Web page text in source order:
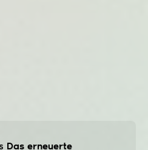
Das erneuerte